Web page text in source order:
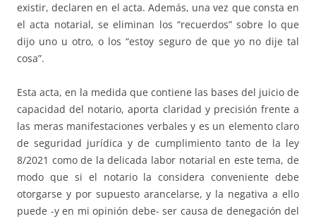
existir, declaren en el acta. Además, una vez que consta en
el acta notarial, se eliminan los “recuerdos” sobre lo que
dijo uno u otro, o los “estoy seguro de que yo no dije tal
cosa”.
Esta acta, en la medida que contiene las bases del juicio de
capacidad del notario, aporta claridad y precisión frente a
las meras manifestaciones verbales y es un elemento claro
de seguridad jurídica y de cumplimiento tanto de la ley
8/2021 como de la delicada labor notarial en este tema, de
modo que si el notario la considera conveniente debe
otorgarse y por supuesto arancelarse, y la negativa a ello
puede -y en mi opinión debe- ser causa de denegación del